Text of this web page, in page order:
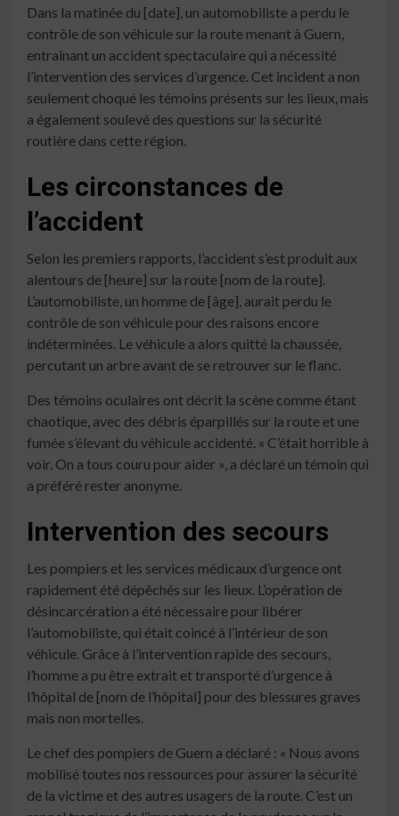
Dans la matinée du [date], un automobiliste a perdu le
contrôle de son véhicule sur la route menant à Guern,
entraînant un accident spectaculaire qui a nécessité
l’intervention des services d’urgence. Cet incident a non
seulement choqué les témoins présents sur les lieux, mais
a également soulevé des questions sur la sécurité
routière dans cette région.
Les circonstances de
l’accident
Selon les premiers rapports, l’accident s’est produit aux
alentours de [heure] sur la route [nom de la route].
L’automobiliste, un homme de [âge], aurait perdu le
contrôle de son véhicule pour des raisons encore
indéterminées. Le véhicule a alors quitté la chaussée,
percutant un arbre avant de se retrouver sur le flanc.
Des témoins oculaires ont décrit la scène comme étant
chaotique, avec des débris éparpillés sur la route et une
fumée s’élevant du véhicule accidenté. « C’était horrible à
voir. On a tous couru pour aider », a déclaré un témoin qui
a préféré rester anonyme.
Intervention des secours
Les pompiers et les services médicaux d’urgence ont
rapidement été dépêchés sur les lieux. L’opération de
désincarcération a été nécessaire pour libérer
l’automobiliste, qui était coincé à l’intérieur de son
véhicule. Grâce à l’intervention rapide des secours,
l’homme a pu être extrait et transporté d’urgence à
l’hôpital de [nom de l’hôpital] pour des blessures graves
mais non mortelles.
Le chef des pompiers de Guern a déclaré : « Nous avons
mobilisé toutes nos ressources pour assurer la sécurité
de la victime et des autres usagers de la route. C’est un